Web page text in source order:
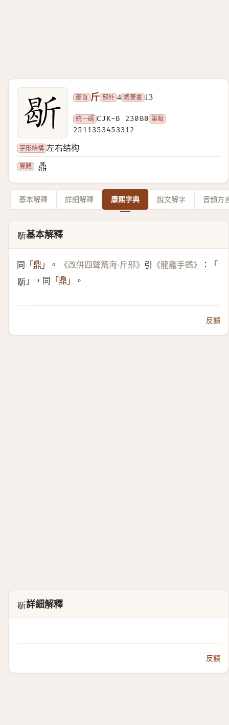
部首 斤 部外 4 總筆畫 13
統一碼 CJK-B 230B0 筆順
2511353453312
字形結構 左右结构
異體
基本解釋 詳細解釋 康熙字典 說文解字 音韻方
𣂰基本解釋
同 「 鼎 」 。 《改併四聲篇海·斤部》 引 《龍龕手鑑》 ： 「
𣂰 」 ，同 「鼎」 。
反饋
𣂰詳細解釋
反饋